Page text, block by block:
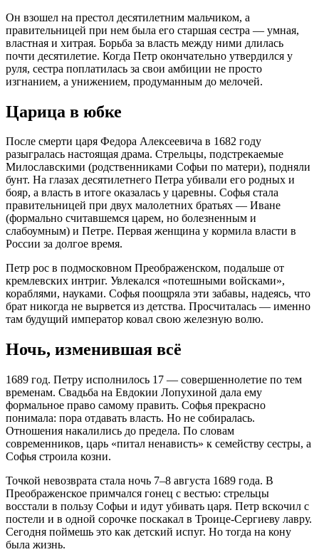
Он взошел на престол десятилетним мальчиком, а
правительницей при нем была его старшая сестра — умная,
властная и хитрая. Борьба за власть между ними длилась
почти десятилетие. Когда Петр окончательно утвердился у
руля, сестра поплатилась за свои амбиции не просто
изгнанием, а унижением, продуманным до мелочей.
Царица в юбке
После смерти царя Федора Алексеевича в 1682 году
разыгралась настоящая драма. Стрельцы, подстрекаемые
Милославскими (родственниками Софьи по матери), подняли
бунт. На глазах десятилетнего Петра убивали его родных и
бояр, а власть в итоге оказалась у царевны. Софья стала
правительницей при двух малолетних братьях — Иване
(формально считавшемся царем, но болезненным и
слабоумным) и Петре. Первая женщина у кормила власти в
России за долгое время.
Петр рос в подмосковном Преображенском, подальше от
кремлевских интриг. Увлекался «потешными войсками»,
кораблями, науками. Софья поощряла эти забавы, надеясь, что
брат никогда не вырвется из детства. Просчиталась — именно
там будущий император ковал свою железную волю.
Ночь, изменившая всё
1689 год. Петру исполнилось 17 — совершеннолетие по тем
временам. Свадьба на Евдокии Лопухиной дала ему
формальное право самому править. Софья прекрасно
понимала: пора отдавать власть. Но не собиралась.
Отношения накалились до предела. По словам
современников, царь «питал ненависть» к семейству сестры, а
Софья строила козни.
Точкой невозврата стала ночь 7–8 августа 1689 года. В
Преображенское примчался гонец с вестью: стрельцы
восстали в пользу Софьи и идут убивать царя. Петр вскочил с
постели и в одной сорочке поскакал в Троице-Сергиеву лавру.
Сегодня поймешь это как детский испуг. Но тогда на кону
была жизнь.